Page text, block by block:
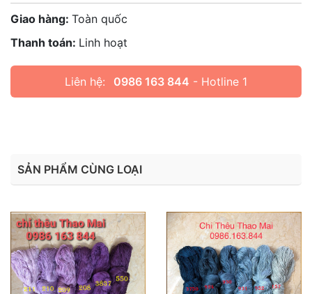
Giao hàng: Toàn quốc
Thanh toán: Linh hoạt
Liên hệ: 0986 163 844 - Hotline 1
SẢN PHẨM CÙNG LOẠI